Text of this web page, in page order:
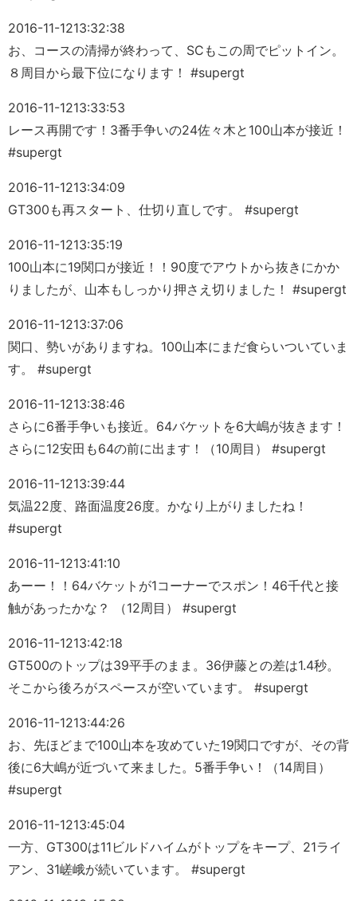
2016-11-1213:32:38
お、コースの清掃が終わって、SCもこの周でピットイン。
８周目から最下位になります！ #supergt
2016-11-1213:33:53
レース再開です！3番手争いの24佐々木と100山本が接近！
#supergt
2016-11-1213:34:09
GT300も再スタート、仕切り直しです。 #supergt
2016-11-1213:35:19
100山本に19関口が接近！！90度でアウトから抜きにかか
りましたが、山本もしっかり押さえ切りました！ #supergt
2016-11-1213:37:06
関口、勢いがありますね。100山本にまだ食らいついていま
す。 #supergt
2016-11-1213:38:46
さらに6番手争いも接近。64バケットを6大嶋が抜きます！
さらに12安田も64の前に出ます！（10周目） #supergt
2016-11-1213:39:44
気温22度、路面温度26度。かなり上がりましたね！
#supergt
2016-11-1213:41:10
あーー！！64バケットが1コーナーでスポン！46千代と接
触があったかな？ （12周目） #supergt
2016-11-1213:42:18
GT500のトップは39平手のまま。36伊藤との差は1.4秒。
そこから後ろがスペースが空いています。 #supergt
2016-11-1213:44:26
お、先ほどまで100山本を攻めていた19関口ですが、その背
後に6大嶋が近づいて来ました。5番手争い！（14周目）
#supergt
2016-11-1213:45:04
一方、GT300は11ビルドハイムがトップをキープ、21ライ
アン、31嵯峨が続いています。 #supergt